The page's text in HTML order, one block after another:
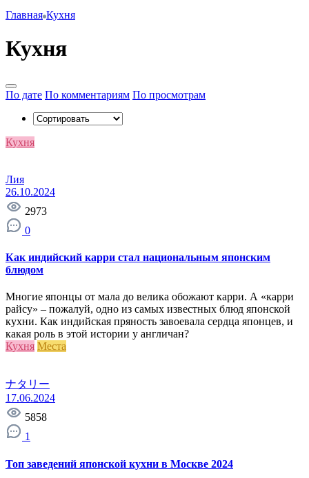
Главная Кухня
Кухня
По дате По комментариям По просмотрам
Кухня
Лия
26.10.2024
2973
0
Как индийский карри стал национальным японским
блюдом
Многие японцы от мала до велика обожают карри. А «карри
райсу» – пожалуй, одно из самых известных блюд японской
кухни. Как индийская пряность завоевала сердца японцев, и
какая роль в этой истории у англичан?
Кухня Места
ナタリー
17.06.2024
5858
1
Топ заведений японской кухни в Москве 2024